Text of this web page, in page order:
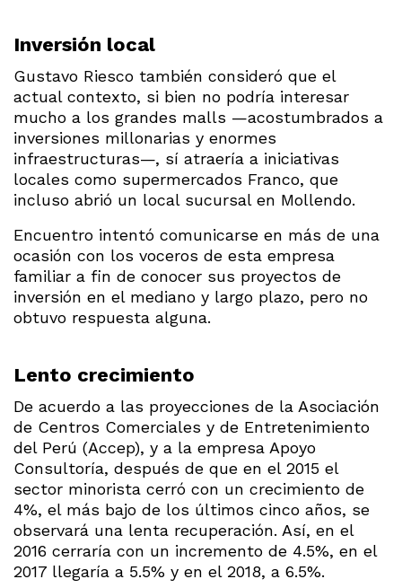
Inversión local
Gustavo Riesco también consideró que el
actual contexto, si bien no podría interesar
mucho a los grandes malls —acostumbrados a
inversiones millonarias y enormes
infraestructuras—, sí atraería a iniciativas
locales como supermercados Franco, que
incluso abrió un local sucursal en Mollendo.
Encuentro intentó comunicarse en más de una
ocasión con los voceros de esta empresa
familiar a fin de conocer sus proyectos de
inversión en el mediano y largo plazo, pero no
obtuvo respuesta alguna.
Lento crecimiento
De acuerdo a las proyecciones de la Asociación
de Centros Comerciales y de Entretenimiento
del Perú (Accep), y a la empresa Apoyo
Consultoría, después de que en el 2015 el
sector minorista cerró con un crecimiento de
4%, el más bajo de los últimos cinco años, se
observará una lenta recuperación. Así, en el
2016 cerraría con un incremento de 4.5%, en el
2017 llegaría a 5.5% y en el 2018, a 6.5%.